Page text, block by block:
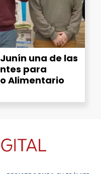
una de las
para
Alimentario